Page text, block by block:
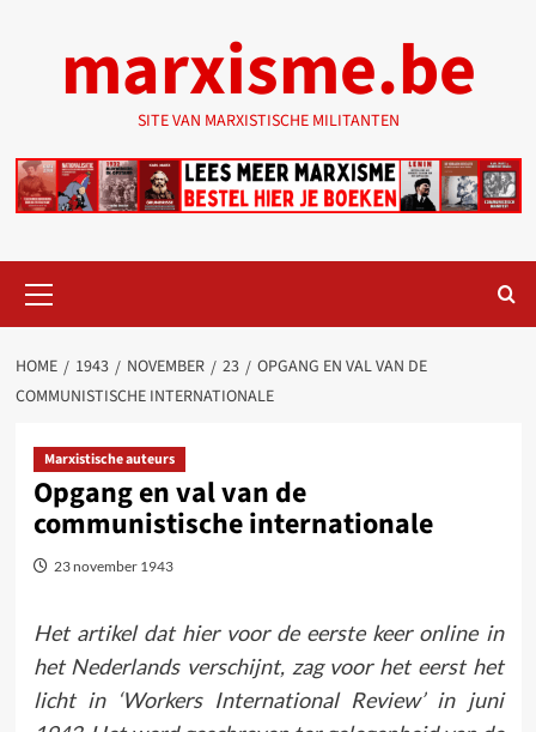
marxisme.be
SITE VAN MARXISTISCHE MILITANTEN
menu
HOME 1943 NOVEMBER 23
OPGANG EN VAL VAN DE
COMMUNISTISCHE INTERNATIONALE
Marxistische auteurs
Opgang en val van de
communistische internationale
23 november 1943
Het artikel dat hier voor de eerste keer online in
het Nederlands verschijnt, zag voor het eerst het
licht in ‘Workers International Review’in juni